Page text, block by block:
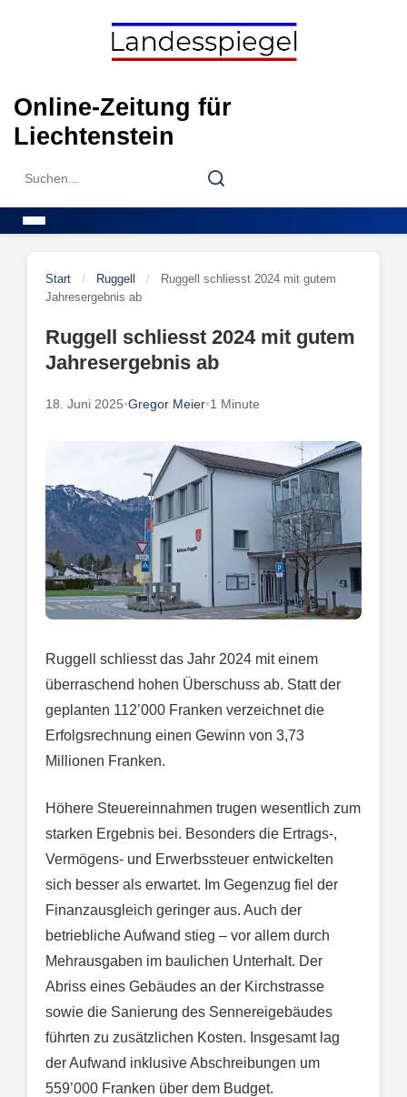
Online-Zeitung für
Liechtenstein
Search
Search
Start / Ruggell /
Ruggell schliesst 2024 mit gutem
Jahresergebnis ab
Ruggell schliesst 2024 mit gutem
Jahresergebnis ab
18. Juni 2025•Gregor Meier•1 Minute
Ruggell schliesst das Jahr 2024 mit einem
überraschend hohen Überschuss ab. Statt der
geplanten 112’000 Franken verzeichnet die
Erfolgsrechnung einen Gewinn von 3,73
Millionen Franken.
Höhere Steuereinnahmen trugen wesentlich zum
starken Ergebnis bei. Besonders die Ertrags-,
Vermögens- und Erwerbssteuer entwickelten
sich besser als erwartet. Im Gegenzug fiel der
Finanzausgleich geringer aus. Auch der
betriebliche Aufwand stieg – vor allem durch
Mehrausgaben im baulichen Unterhalt. Der
Abriss eines Gebäudes an der Kirchstrasse
sowie die Sanierung des Sennereigebäudes
führten zu zusätzlichen Kosten. Insgesamt lag
der Aufwand inklusive Abschreibungen um
559’000 Franken über dem Budget.